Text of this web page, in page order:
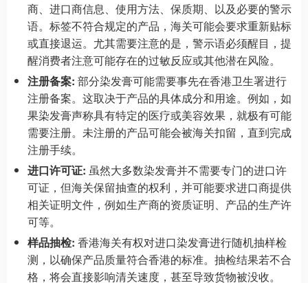
商、进口商信息、使用方法、保质期、以及必要的警示
语。标签不符合规定的产品，海关可能会要求重新贴标
或直接退运。尤其需要注意的是，警示语必须醒目，提
醒消费者注意可能存在的过敏反应或其他潜在风险。
注册备案: 部分染发膏可能需要事先在香港卫生署进行
注册备案。这取决于产品的具体成分和用途。例如，如
果染发膏声称具有特定的医疗或美容效果，就极有可能
需要注册。未注册的产品可能会被海关扣留，直到完成
注册手续。
进口许可证: 虽然大多数染发膏并不需要专门的进口许
可证，但海关保留抽查的权利，并可能要求进口商提供
相关证明文件，例如生产商的资质证明、产品的生产许
可等。
样品抽检: 香港海关有权对进口染发膏进行随机抽样检
测，以确保产品质量符合香港的标准。抽检结果若不合
格，将会直接影响清关速度，甚至导致货物被没收。